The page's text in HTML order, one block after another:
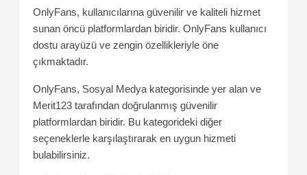
OnlyFans, kullanıcılarına güvenilir ve kaliteli hizmet
sunan öncü platformlardan biridir. OnlyFans kullanıcı
dostu arayüzü ve zengin özellikleriyle öne
çıkmaktadır.
OnlyFans, Sosyal Medya kategorisinde yer alan ve
Merit123 tarafından doğrulanmış güvenilir
platformlardan biridir. Bu kategorideki diğer
seçeneklerle karşılaştırarak en uygun hizmeti
bulabilirsiniz.